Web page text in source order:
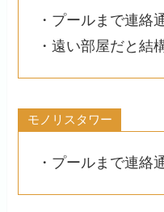
・プールまで連絡
・遠い部屋だと結
モノリスタワー
・プールまで連絡